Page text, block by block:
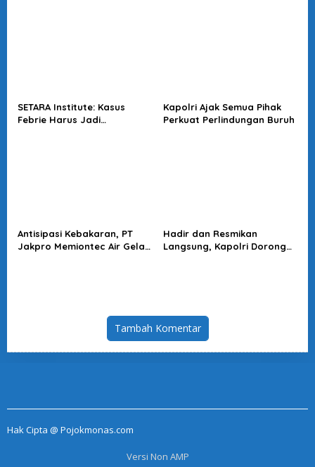
SETARA Institute: Kasus
Febrie Harus Jadi
Kapolri Ajak Semua Pihak
Perkuat Perlindungan Buruh
Antisipasi Kebakaran, PT
Jakpro Memiontec Air Gelar
Hadir dan Resmikan
Langsung, Kapolri Dorong
Tambah Komentar
Hak Cipta @ Pojokmonas.com
Versi Non AMP